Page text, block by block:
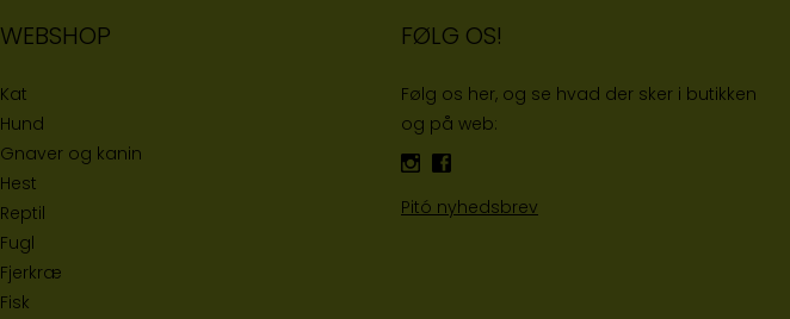
WEBSHOP
Kat
Hund
Gnaver og kanin
Hest
Reptil
Fugl
Fjerkræ
Fisk
FØLG OS!
Følg os her, og se hvad der sker i butikken
og på web:
Pitó nyhedsbrev